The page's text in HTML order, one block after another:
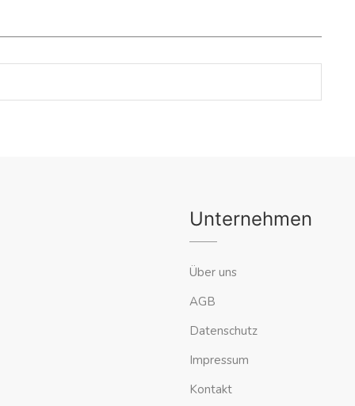
Unternehmen
Über uns
AGB
Datenschutz
Impressum
Kontakt